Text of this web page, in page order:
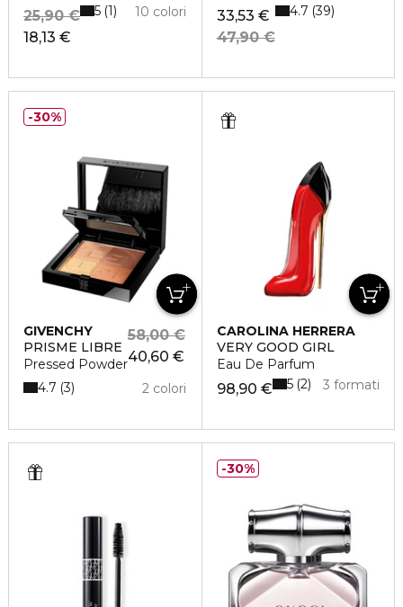
18,13 €
25,90 € 10 colori
5 1
33,53 €
47,90 €
4.7 39
GIVENCHY
PRISME LIBRE
Pressed Powder40,60 €
58,00 €
2 colori
4.7 3
30%
CAROLINA HERRERA
VERY GOOD GIRL
Eau De Parfum
98,90 € 3 formati
5 2
30%